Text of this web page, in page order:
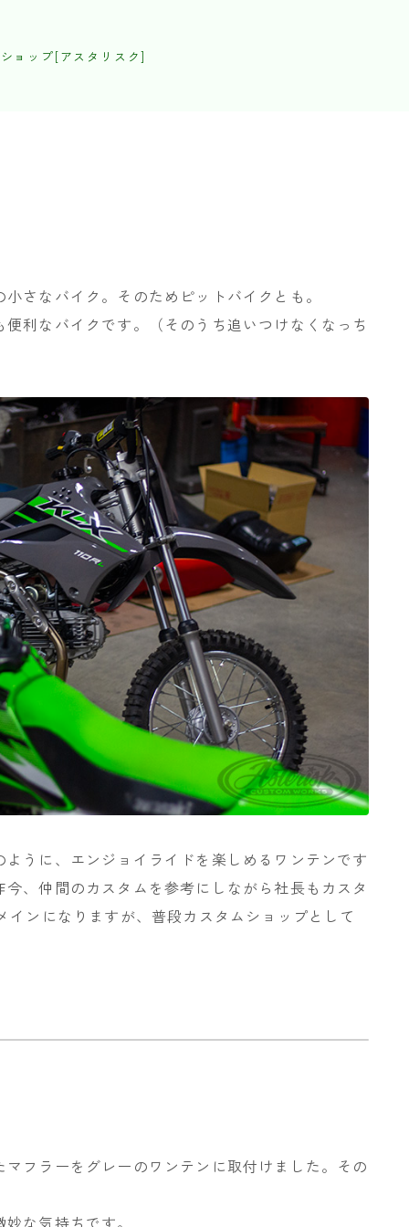
ョップ[アスタリスク]
さなバイク。そのためピットバイクとも。
利なバイクです。（そのうち追いつけなくなっち
うに、エンジョイライドを楽しめるワンテンです
、仲間のカスタムを参考にしながら社長もカスタ
ンになりますが、普段カスタムショップとして
フラーをグレーのワンテンに取付けました。その
な気持ちです。